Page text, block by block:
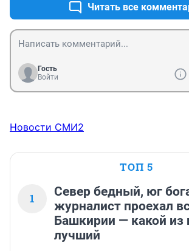
Читать все
Гость
Войти
Новости СМИ2
ТОП 5
1
Север бедный, юг
журналист проехал
Башкирии — какой из
лучший